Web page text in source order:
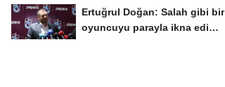
Ertuğrul Doğan: Salah gibi bir
oyuncuyu parayla ikna edip